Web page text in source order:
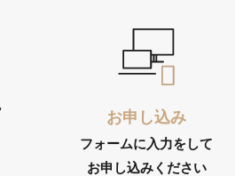
お申し込み
フォームに入力をして
お申し込みください